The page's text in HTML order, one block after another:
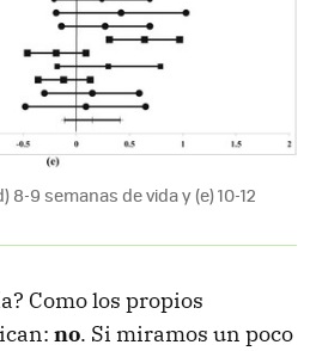
8-9 semanas de vida y (e) 10-12
Como los propios
no. Si miramos un poco